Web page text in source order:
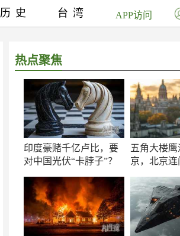
热点聚焦
印度豪赌千亿卢比，要
对中国光伏“卡脖子”？
五角大楼
京，北京
历史 台湾 APP访问